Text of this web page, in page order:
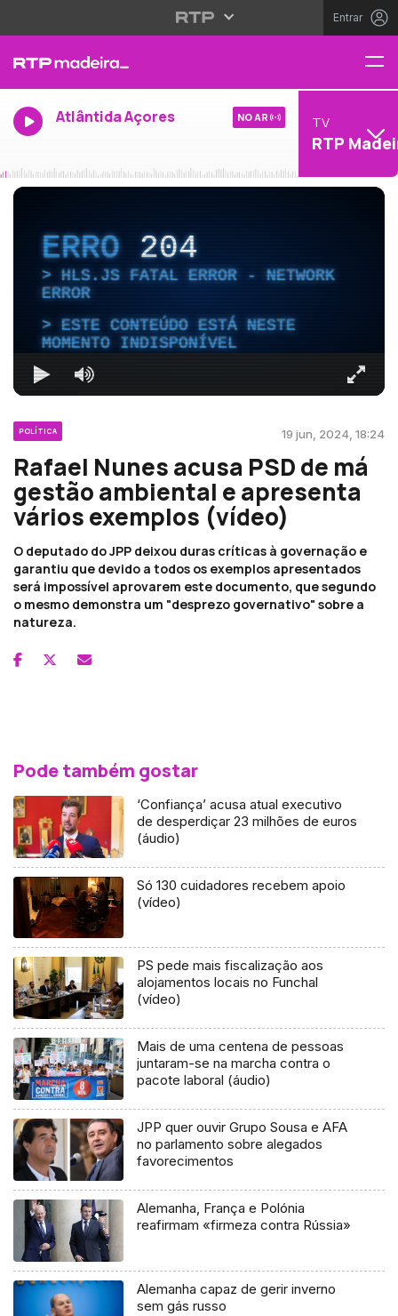
Entrar
Atlântida Açores NO AR TV
RTP
ERRO204
HLS.JS FATAL ERROR - NETWORK
ERROR
ESTE CONTEÚDO ESTÁ NESTE
MOMENTO INDISPONÍVEL
POLÍTICA 19 jun, 2024, 18:24
Rafael Nunes acusa PSD de má
gestão ambiental e apresenta
vários exemplos (vídeo)
O deputado do JPP deixou duras críticas à governação e
garantiu que devido a todos os exemplos apresentados
será impossível aprovarem este documento, que segundo
o mesmo demonstra um "desprezo governativo" sobre a
natureza.
Pode também gostar
‘Confiança’ acusa atual executivo
de desperdiçar 23 milhões de euros
(áudio)
Só 130 cuidadores recebem apoio
(vídeo)
PS pede mais fiscalização aos
alojamentos locais no Funchal
(vídeo)
Mais de uma centena de pessoas
juntaram-se na marcha contra o
pacote laboral (áudio)
JPP quer ouvir Grupo Sousa e AFA
no parlamento sobre alegados
favorecimentos
Alemanha, França e Polónia
reafirmam «firmeza contra Rússia»
Alemanha capaz de gerir inverno
sem gás russo